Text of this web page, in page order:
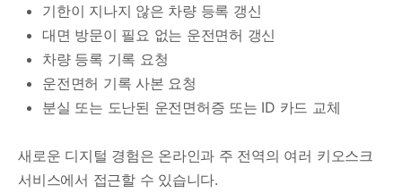
기한이 지나지 않은 차량 등록 갱신
대면 방문이 필요 없는 운전면허 갱신
차량 등록 기록 요청
운전면허 기록 사본 요청
분실 또는 도난된 운전면허증 또는 ID 카드 교체
새로운 디지털 경험은 온라인과 주 전역의 여러 키오스크
서비스에서 접근할 수 있습니다.